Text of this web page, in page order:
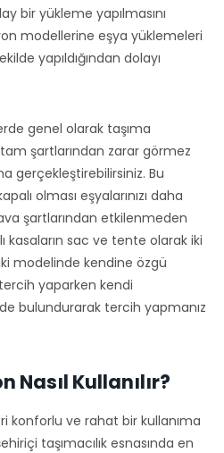
bir yükleme yapılmasını
modellerine eşya yüklemeleri
yapıldığından dolayı
genel olarak taşıma
şartlarından zarar görmez
gerçekleştirebilirsiniz. Bu
olması eşyalarınızı daha
şartlarından etkilenmeden
kasaların sac ve tente olarak iki
modelinde kendine özgü
yaparken kendi
bulundurarak tercih yapmanız
Nasıl Kullanılır?
konforlu ve rahat bir kullanıma
taşımacılık esnasında en